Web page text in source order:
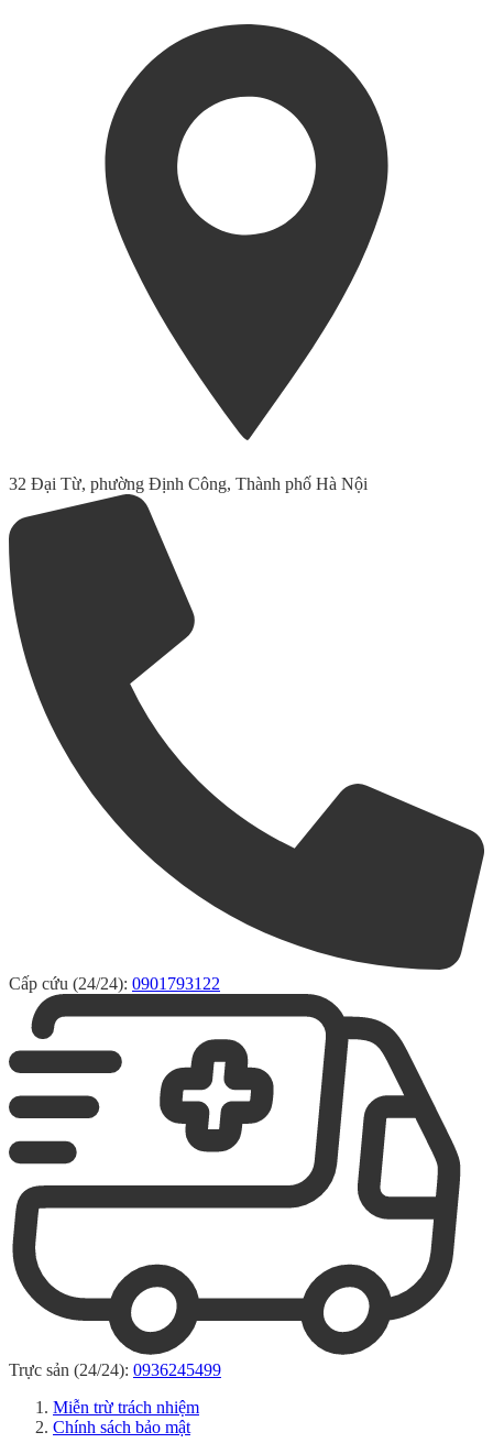
32 Đại Từ, phường Định Công, Thành phố Hà Nội
Cấp cứu (24/24): 0901793122
Trực sản (24/24): 0936245499
Miễn trừ trách nhiệm
Chính sách bảo mật